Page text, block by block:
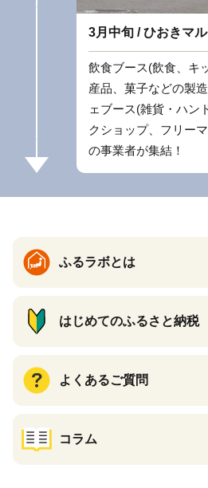
3月中旬 / ひおきマ
飲食ブース(飲食、キ
産品、菓子などの製
ェブース(雑貨・ハン
クショップ、フリー
の事業者が集結！
ふるラボとは
はじめてのふるさと納税
よくあるご質問
コラム